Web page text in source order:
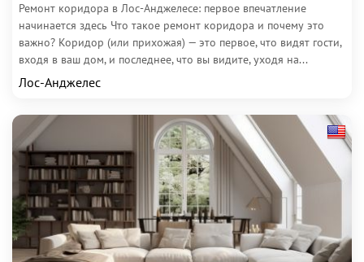
Ремонт коридора в Лос-Анджелесе: первое впечатление
начинается здесь Что такое ремонт коридора и почему это
важно? Коридор (или прихожая) — это первое, что видят гости,
входя в ваш дом, и последнее, что вы видите, уходя на...
Лос-Анджелес